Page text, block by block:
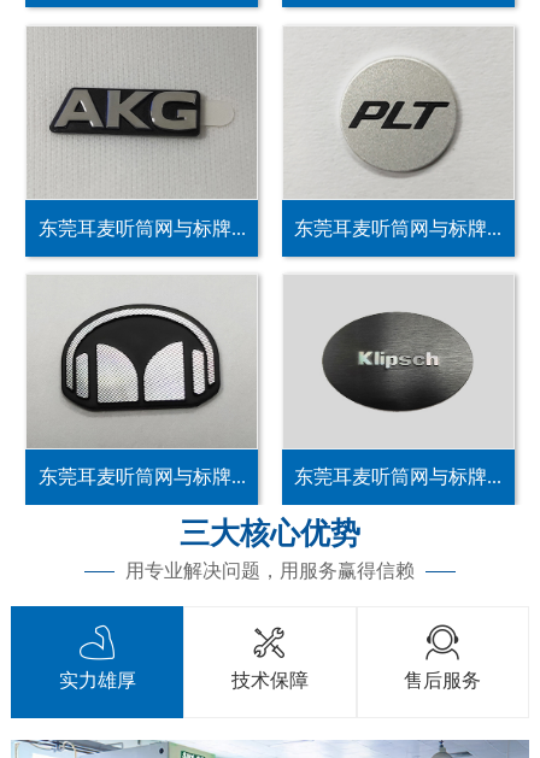
东莞耳麦听筒网与标牌... 东莞耳麦听筒网与标牌...
东莞耳麦听筒网与标牌... 东莞耳麦听筒网与标牌...
三大核心优势
用专业解决问题，用服务赢得信赖

实力雄厚

技术保障

售后服务